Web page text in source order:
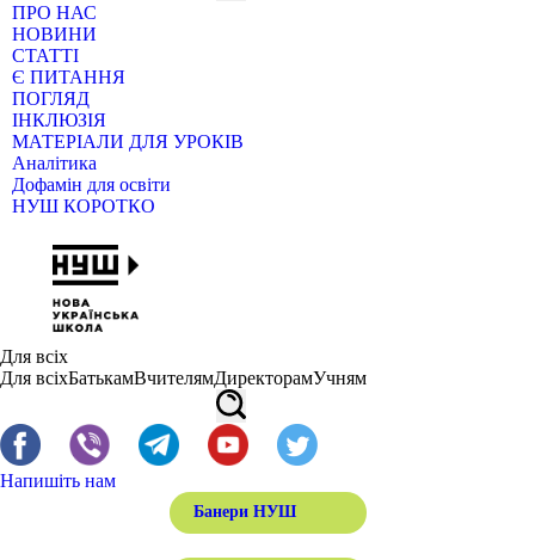
ПРО НАС
НОВИНИ
СТАТТІ
Є ПИТАННЯ
ПОГЛЯД
ІНКЛЮЗІЯ
МАТЕРІАЛИ ДЛЯ УРОКІВ
Аналітика
Дофамін для освіти
НУШ КОРОТКО
Для всіх
Для всіхБатькамВчителямДиректорамУчням
Напишіть нам
Банери НУШ